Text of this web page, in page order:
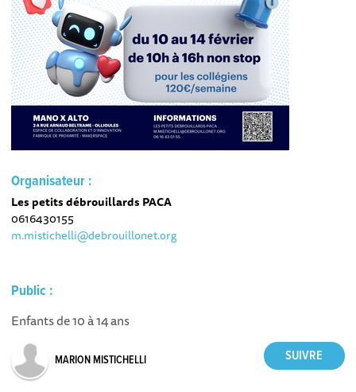
Organisateur :
Les petits débrouillards PACA
0616430155
m.mistichelli@debrouillonet.org
Public :
Enfants de 10 à 14 ans
MARION MISTICHELLI